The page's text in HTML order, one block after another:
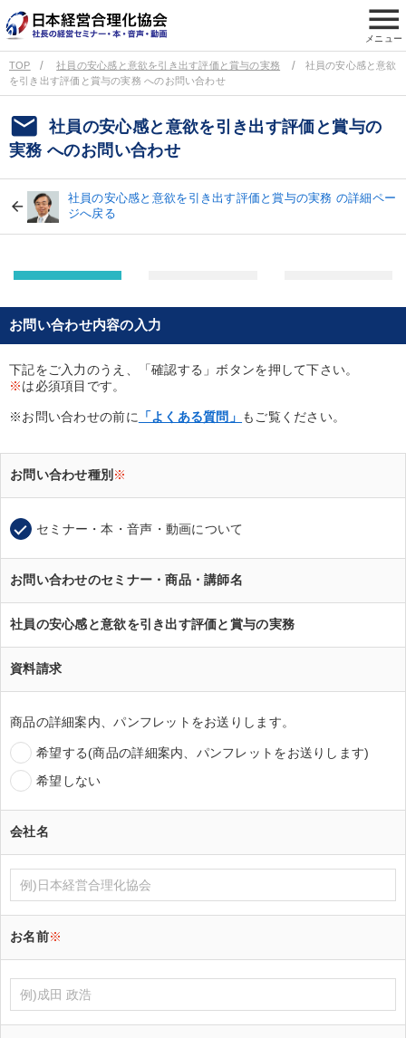
menu
メニュー
TOP 社員の安心感と意欲を引き出す評価と賞与の実務
社員の安心感と意欲
を引き出す評価と賞与の実務 へのお問い合わせ
email
社員の安心感と意欲を引き出す評価と賞与の
実務 へのお問い合わせ
社員の安心感と意欲を引き出す評価と賞与の実務 の詳細ペー
ジへ戻る
お問い合わせ内容の入力
下記をご入力のうえ、「確認する」ボタンを押して下さい。
※は必須項目です。
※お問い合わせの前に 「よくある質問」 もご覧ください。
お問い合わせ種別 ※
セミナー・本・音声・動画について
お問い合わせのセミナー・商品・講師名
社員の安心感と意欲を引き出す評価と賞与の実務
資料請求
商品の詳細案内、パンフレットをお送りします。
希望する(商品の詳細案内、パンフレットをお送りします)
希望しない
会社名
お名前※